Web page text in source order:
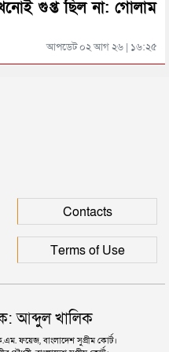
সহজ উপায় সংসদ সদস্য এবং
আরও ২ শিশুর মৃত্যু
গুপ্ত ছিল না: গোলাম
আপডেট ০২ আগ ২৬ | ১৬:২৫
Contacts
Terms of Use
আব্দুল খালিক
ফয়েজ, বাংলাদেশ সুপ্রীম কোর্ট।